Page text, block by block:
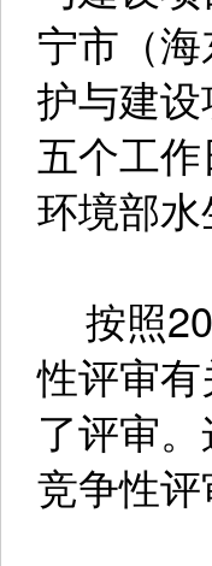
宁市（
护与建
五个工
环境部水
按照
性评审
了评审
竞争性